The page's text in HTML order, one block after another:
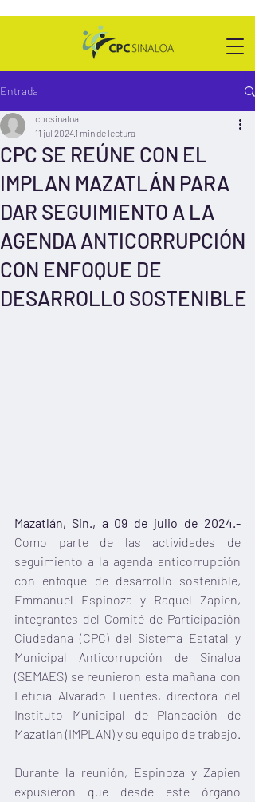
Entrada
CPC SE REÚNE CON EL
IMPLAN MAZATLÁN PARA
DAR SEGUIMIENTO A LA
AGENDA ANTICORRUPCIÓN
CON ENFOQUE DE
DESARROLLO SOSTENIBLE
cpcsinaloa
11 jul 20241 min de lectura
Mazatlán, Sin., a 09 de julio de 2024.-
Como parte de las actividades de
seguimiento a la agenda anticorrupción
con enfoque de desarrollo sostenible,
Emmanuel Espinoza y Raquel Zapien,
integrantes del Comité de Participación
Ciudadana (CPC) del Sistema Estatal y
Municipal Anticorrupción de Sinaloa
(SEMAES) se reunieron esta mañana con
Leticia Alvarado Fuentes, directora del
Instituto Municipal de Planeación de
Mazatlán (IMPLAN) y su equipo de trabajo.
Durante la reunión, Espinoza y Zapien
expusieron que desde este órgano